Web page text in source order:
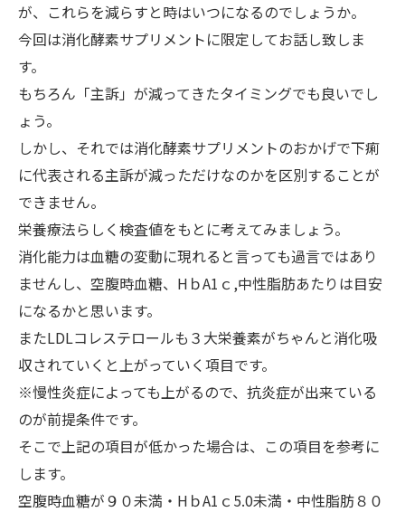
が、これらを減らすと時はいつになるのでしょうか。
今回は消化酵素サプリメントに限定してお話し致しま
す。
もちろん「主訴」が減ってきたタイミングでも良いでし
ょう。
しかし、それでは消化酵素サプリメントのおかげで下痢
に代表される主訴が減っただけなのかを区別することが
できません。
栄養療法らしく検査値をもとに考えてみましょう。
消化能力は血糖の変動に現れると言っても過言ではあり
ませんし、空腹時血糖、HｂA1ｃ,中性脂肪あたりは目安
になるかと思います。
またLDLコレステロールも３大栄養素がちゃんと消化吸
収されていくと上がっていく項目です。
※慢性炎症によっても上がるので、抗炎症が出来ている
のが前提条件です。
そこで上記の項目が低かった場合は、この項目を参考に
します。
空腹時血糖が９０未満・HｂA1ｃ5.0未満・中性脂肪８０